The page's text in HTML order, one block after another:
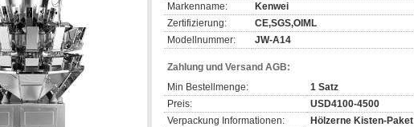
Markenname:
Kenwei
Zertifizierung:
CE,SGS,OIML
Modellnummer:
JW-A14
Zahlung und Versand AGB:
Min Bestellmenge:
1 Satz
Preis:
USD4100-4500
Verpackung Informationen:
Hölzerne Kisten-Paket